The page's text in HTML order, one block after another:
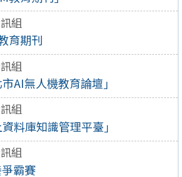
組
育期刊
組
AI無人機教育論壇」
組
料庫知識管理平臺」
組
霸賽